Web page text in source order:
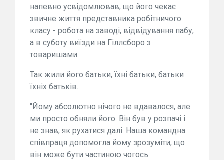
напевно усвідомлював, що його чекає
звичне життя представника робітничого
класу - робота на заводі, відвідування пабу,
а в суботу виїзди на Гіллсборо з
товаришами.
Так жили його батьки, їхні батьки, батьки
їхніх батьків.
"Йому абсолютно нічого не вдавалося, але
ми просто обняли його. Він був у розпачі і
не знав, як рухатися далі. Наша командна
співпраця допомогла йому зрозуміти, що
він може бути частиною чогось